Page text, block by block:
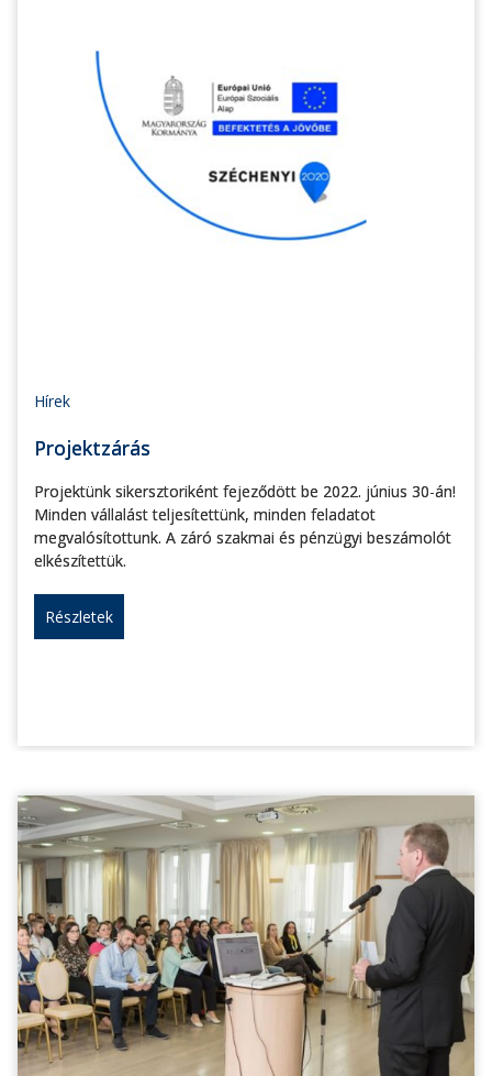
Hírek
Projektzárás
Projektünk sikersztoriként fejeződött be 2022. június 30-án!
Minden vállalást teljesítettünk, minden feladatot
megvalósítottunk. A záró szakmai és pénzügyi beszámolót
elkészítettük.
Részletek